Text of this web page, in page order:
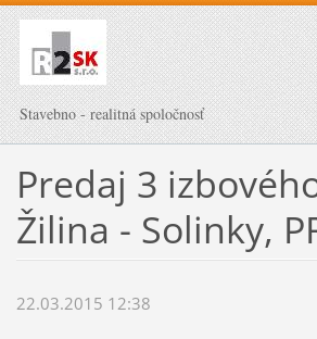
Stavebno - realitná spoločnosť
Predaj 3
Žilina - Solinky,
22.03.2015 12:38